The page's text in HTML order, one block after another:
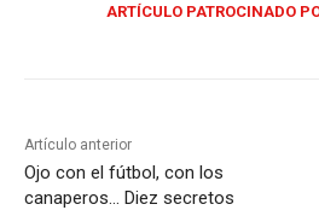
ARTÍCULO PATROCINADO
Artículo anterior
Ojo con el fútbol, con los
canaperos… Diez secretos